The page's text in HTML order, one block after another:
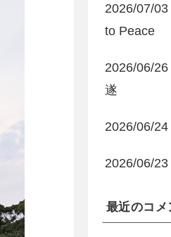
2026/07/
to Peace
2026/06/
遂
2026/06/
2026/06/
最近のコメ